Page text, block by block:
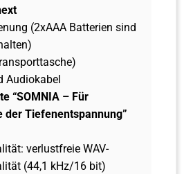
(2xAAA Batterien sind
Audiokabel
“SOMNIA – Für
der Tiefenentspannung”
verlustfreie WAV-
(44,1 kHz/16 bit)